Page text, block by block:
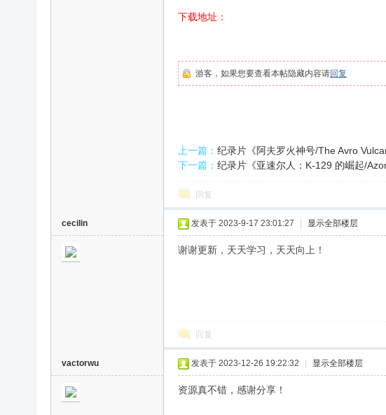
下载地址：
游客，如果您要查看本帖隐藏内容请回复
上一篇： 纪录片《阿夫罗火神号/The Avro
下一篇： 纪录片《亚速尔人：K-129 的崛起/
回复
cecilin 发表于 2023-9-17 23:01:27 显示全部楼层
谢谢更新，天天学习，天天向上！
回复
vactorwu 发表于 2023-12-26 19:22:32 显示全部楼层
资源真不错，感谢分享！